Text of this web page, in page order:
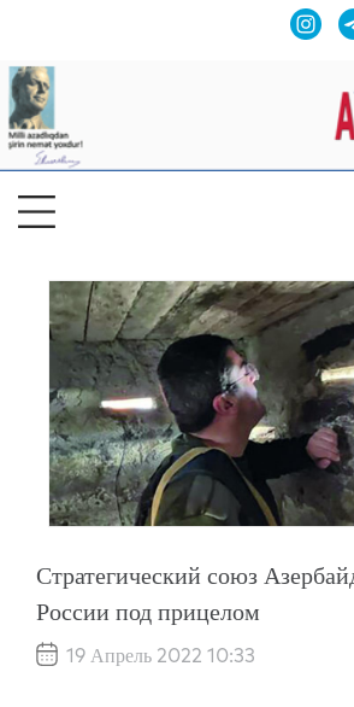
Стратегический союз
России под прицелом
19 Апрель 2022 10:33